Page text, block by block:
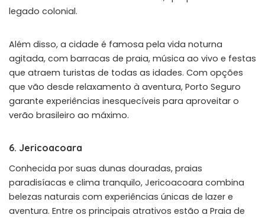
legado colonial.
Além disso, a cidade é famosa pela vida noturna
agitada, com barracas de praia, música ao vivo e festas
que atraem turistas de todas as idades. Com opções
que vão desde relaxamento à aventura, Porto Seguro
garante experiências inesquecíveis para aproveitar o
verão brasileiro ao máximo.
6. Jericoacoara
Conhecida por suas dunas douradas, praias
paradisíacas e clima tranquilo, Jericoacoara combina
belezas naturais com experiências únicas de lazer e
aventura. Entre os principais atrativos estão a Praia de